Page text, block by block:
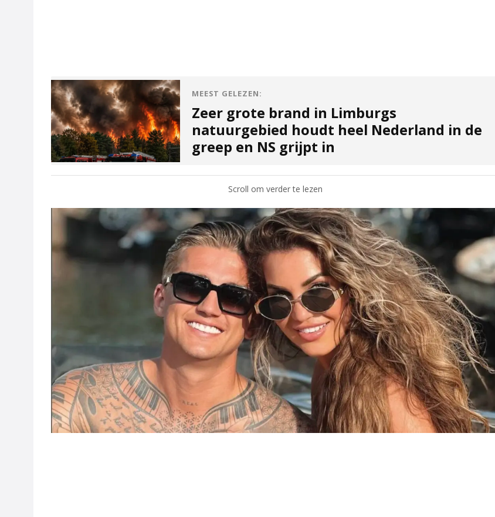
MEEST GELEZEN:
Zeer grote brand in Limburgs
natuurgebied houdt heel Nederland in de
greep en NS grijpt in
Scroll om verder te lezen